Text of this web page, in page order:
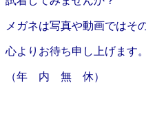
メガネは写真や動画ではそ
心よりお待ち申し上げます。
（年 内 無 休）